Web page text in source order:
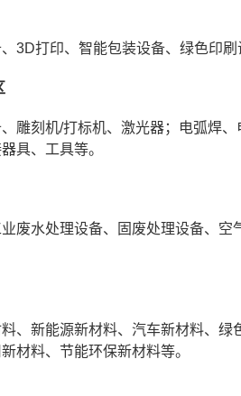
3D打印、智能包装设备、绿色印
雕刻机/打标机、激光器；电弧焊
具、工具等。
废水处理设备、固废处理设备、
、新能源新材料、汽车新材料、
材料、节能环保新材料等。